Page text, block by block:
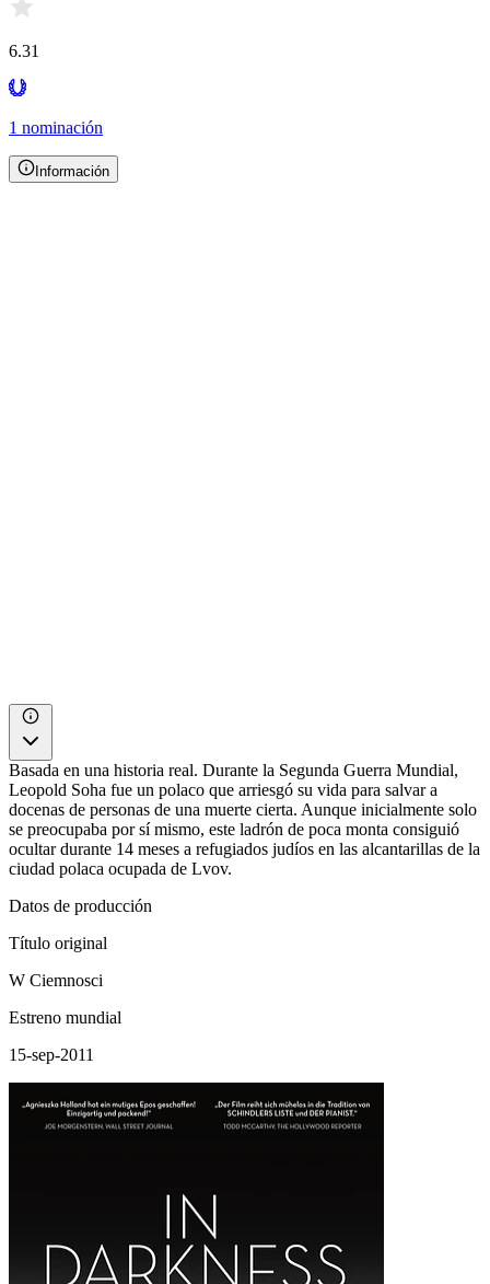
6.31
1 nominación
Información
Basada en una historia real. Durante la Segunda Guerra Mundial,
Leopold Soha fue un polaco que arriesgó su vida para salvar a
docenas de personas de una muerte cierta. Aunque inicialmente solo
se preocupaba por sí mismo, este ladrón de poca monta consiguió
ocultar durante 14 meses a refugiados judíos en las alcantarillas de la
ciudad polaca ocupada de Lvov.
Datos de producción
Título original
W Ciemnosci
Estreno mundial
15-sep-2011